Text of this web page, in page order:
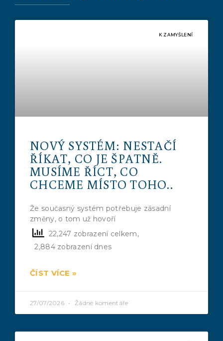
K ZAMYŠLENÍ
NOVÝ SYSTÉM: NESTAČÍ
ŘÍKAT, CO JE ŠPATNĚ.
MUSÍME ŘÍCT, CO
CHCEME MÍSTO TOHO..
Že současný systém potřebuje zásadní
změny, o tom už hovoří
22,247 zobrazení celkem,
2,884 zobrazení dnes
ČÍST VÍCE »
27/07/2026 Žádné komentáře